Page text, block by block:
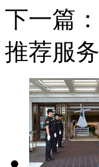
下一篇：
推荐服务